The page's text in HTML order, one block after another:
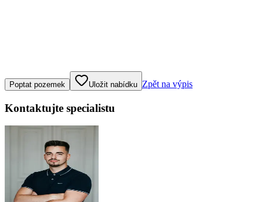
Klepněte nebo klikněte pro ovládání mapy
Poptat pozemek Uložit nabídku Zpět na výpis
Kontaktujte specialistu